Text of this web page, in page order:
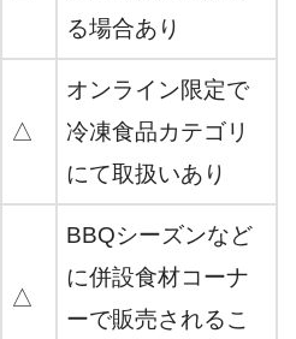
る場合あり
△
オンライン限定で
冷凍食品カテゴリ
にて取扱いあり
△
BBQシーズンなど
に併設食材コーナ
ーで販売されるこ